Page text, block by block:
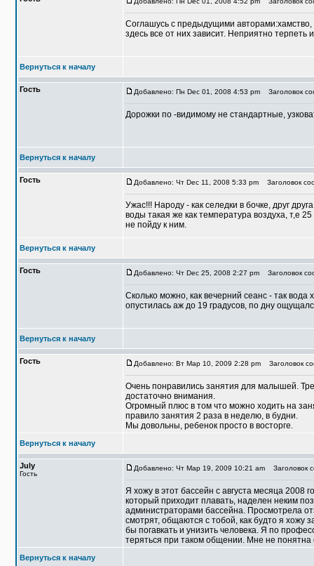
Соглашусь с предыдущими
здесь все от них зависит. Неприятно терпеть
Вернуться к началу
Гость Добавлено: Пн Dec 01, 2008 4:53 pm Заголовок
Дорожки по -видимому не стандартные,
Вернуться к началу
Гость Добавлено: Чт Dec 11, 2008 5:33 pm Заголовок
Ужас!!! Народу - как селедки в бочке, друг
воды такая же как температура воздуха, т,е
не пойду к ним.
Вернуться к началу
Гость Добавлено: Чт Dec 25, 2008 2:27 pm Заголовок
Сколько можно, как вечерний сеанс - так вода
опустилась аж до 19 градусов, по дну
Вернуться к началу
Гость Добавлено: Вт Мар 10, 2009 2:28 pm Заголовок
Очень понравились занятия для малышей.
достаточно внимания.
Огромный плюс в том что можно ходить на
правило занятия 2 раза в неделю, в будни.
Мы довольны, ребенок просто в восторге.
Вернуться к началу
July
Гость
Добавлено: Чт Мар 19, 2009 10:21 am Заголовок
Я хожу в этот бассейн с августа месяца 2008
который приходит плавать, наделен неким
администраторами бассейна. Просмотрела
смотрят, общаются с тобой, как будто я хожу
бы погавкать и унизить человека. Я по
теряться при таком общении. Мне не понятна
Вернуться к началу